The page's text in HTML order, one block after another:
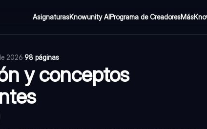
AsignaturasKnowunity AIPrograma de CreadoresMás
2026·98 páginas
y conceptos